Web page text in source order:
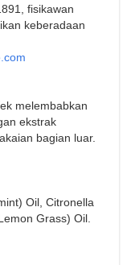
fisikawan
keberadaan
melembabkan
ekstrak
bagian luar.
Oil, Citronella
Grass) Oil.